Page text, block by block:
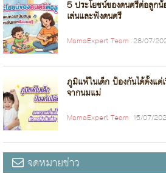
5 ประโยชน์ของดนตรีต่อลู
เล่นและฟังดนตรี
MamaExpert Team 28/07/
ภูมิแพ้ในเด็ก ป้องกันได้ตั้งแต่
จากนมแม่
MamaExpert Team 15/07/
จดหมายข่าว